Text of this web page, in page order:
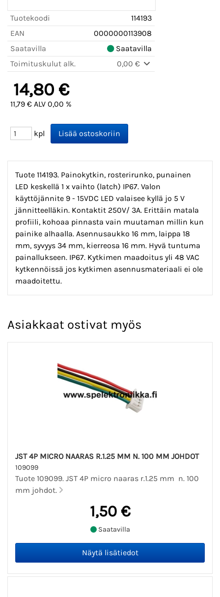
Tuotekoodi
114193
EAN
0000000113908
Saatavilla
Saatavilla
Toimituskulut alk.
0,00 €
14,80 €
11,79 € ALV 0,00 %
kpl
Tuote 114193. Painokytkin, rosterirunko, punainen
LED keskellä 1 x vaihto (latch) IP67. Valon
käyttöjännite 9 - 15VDC LED valaisee kyllä jo 5 V
jännitteelläkin. Kontaktit 250V/ 3A. Erittäin matala
profiili, kohoaa pinnasta vain muutaman millin kun
painike alhaalla. Asennusaukko 16 mm, laippa 18
mm, syvyys 34 mm, kierreosa 16 mm. Hyvä tuntuma
painallukseen. IP67. Kytkimen maadoitus yli 48 VAC
kytkennöissä jos kytkimen asennusmateriaali ei ole
maadoitettu.
Asiakkaat ostivat myös
JST 4P MICRO NAARAS R.1.25 MM N. 100 MM JOHDOT
109099
Tuote 109099. JST 4P micro naaras r.1.25 mm n. 100
mm johdot.
1,50 €
Saatavilla